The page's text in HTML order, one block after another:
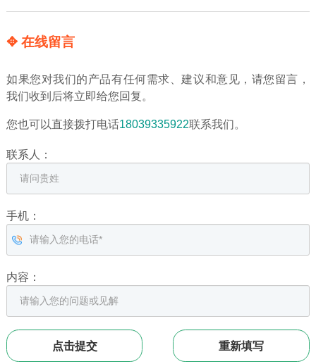
✥ 在线留言
如果您对我们的产品有任何需求、建议和意见，请您留言，
我们收到后将立即给您回复。
您也可以直接拨打电话18039335922联系我们。
联系人：
手机：
内容：